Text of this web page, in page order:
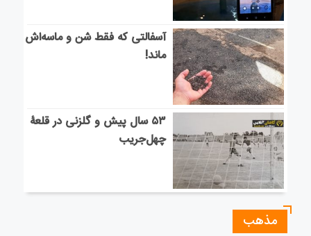
آسفالتی که فقط شن و ماسه‌اش
ماند!
۵۳ سال پیش و گلزنی در قلعۀ
چهل‌جریب
مذهب